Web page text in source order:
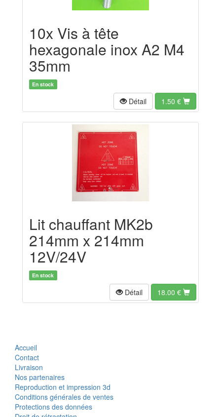
10x Vis à tête
hexagonale inox A2 M4
35mm
En stock
Détail 1.50 €
Lit chauffant MK2b
214mm x 214mm
12V/24V
En stock
Détail 18.00 €
Accueil
Contact
Livraison
Nos partenaires
Reproduction et impression 3d
Conditions générales de ventes
Protections des données